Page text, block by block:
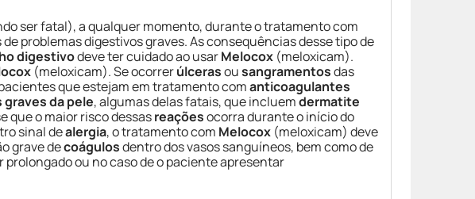
ser fatal), a qualquer momento, durante o tratamento com
problemas digestivos graves. As consequências desse tipo de
digestivodeve ter cuidado ao usarMelocox (meloxicam).
(meloxicam). Se ocorrerúlcerasousangramentosdas
que estejam em tratamento comanticoagulantes
graves da pele, algumas delas fatais, que incluemdermatite
que o maior risco dessasreaçõesocorra durante o início do
sinal dealergia, o tratamento com Melocox (meloxicam) deve
grave decoágulosdentro dos vasos sanguíneos, bem como de
ou no caso de o paciente apresentar